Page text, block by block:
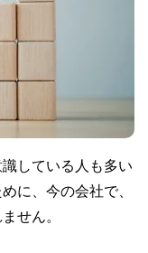
している人も多い
に、今の会社で、
せん。